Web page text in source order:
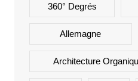
360° Degrés
Allemagne
Architecture